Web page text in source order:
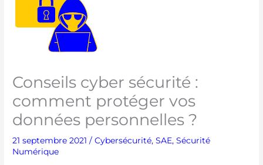
Conseils cyber sécurité :
comment protéger vos
données personnelles ?
21 septembre 2021/Cybersécurité,SAE,Sécurité
Numérique